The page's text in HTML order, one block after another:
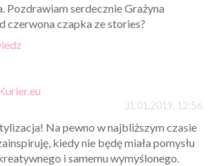
Pozdrawiam serdecznie Grażyna
czerwona czapka ze stories?
31.01.2019, 12:56
Na pewno w najbliższym czasie
kiedy nie będę miała pomysłu
i samemu wymyślonego.